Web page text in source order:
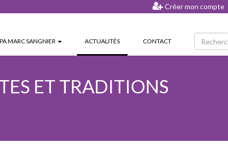
Créer mon compte
MARC SANGNIER ACTUALITÉS(CURRENT)CONTACT
ET TRADITIONS